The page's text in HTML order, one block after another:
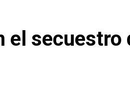
el secuestro